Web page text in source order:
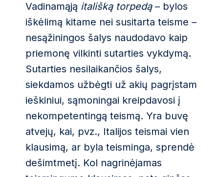
Vadinamąją itališką torpedą– bylos
iškėlimą kitame nei susitarta teisme –
nesąžiningos šalys naudodavo kaip
priemonę vilkinti sutarties vykdymą.
Sutarties nesilaikančios šalys,
siekdamos užbėgti už akių pagrįstam
ieškiniui, sąmoningai kreipdavosi į
nekompetentingą teismą. Yra buvę
atvejų, kai, pvz., Italijos teismai vien
klausimą, ar byla teisminga, sprendė
dešimtmetį. Kol nagrinėjamas